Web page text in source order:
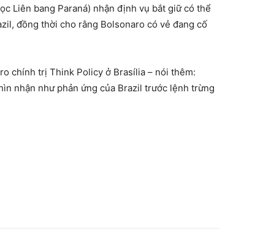
Liên bang Paraná) nhận định vụ bắt giữ có thể
đồng thời cho rằng Bolsonaro có vẻ đang cố
chính trị Think Policy ở Brasília – nói thêm:
nhận như phản ứng của Brazil trước lệnh trừng